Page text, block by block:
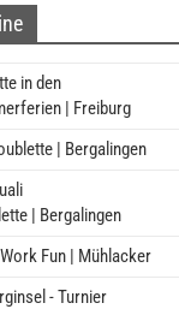
in den
| Freiburg
| Bergalingen
| Bergalingen
Fun | Mühlacker
- Turnier